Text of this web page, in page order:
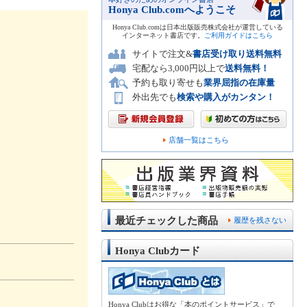
Honya Club.comへようこそ
Honya Club.comは日本出版販売株式会社が運営している
インターネット書店です。
ご利用ガイドはこちら
サイトで注文&書店受け取り送料無料
宅配なら3,000円以上で送料無料！
予約も取り寄せも業界屈指の在庫量
外出先でも検索や購入がカンタン！
店舗一覧はこちら
履歴を残さない
最近チェックした商品
Honya Clubカード
Honya Clubはお得な「本のポイントサービス」で